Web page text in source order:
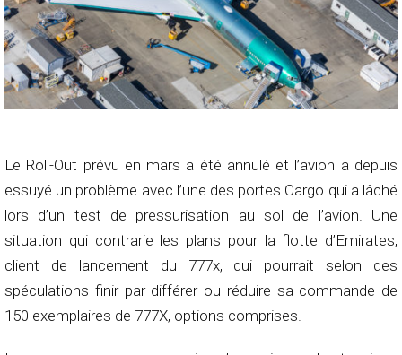
Le Roll-Out prévu en mars a été annulé et l’avion a depuis
essuyé un problème avec l’une des portes Cargo qui a lâché
lors d’un test de pressurisation au sol de l’avion. Une
situation qui contrarie les plans pour la flotte d’Emirates,
client de lancement du 777x, qui pourrait selon des
spéculations finir par différer ou réduire sa commande de
150 exemplaires de 777X, options comprises.